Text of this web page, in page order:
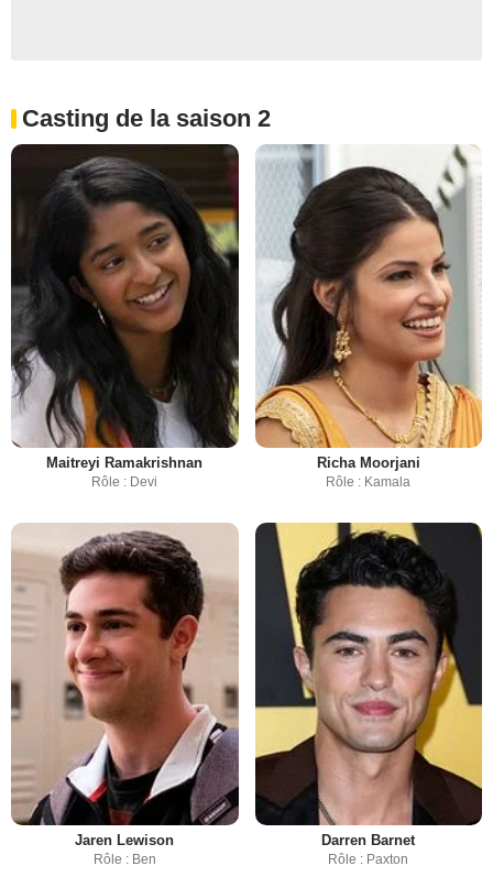
Casting de la saison 2
Maitreyi Ramakrishnan
Rôle : Devi
Richa Moorjani
Rôle : Kamala
Jaren Lewison
Rôle : Ben
Darren Barnet
Rôle : Paxton